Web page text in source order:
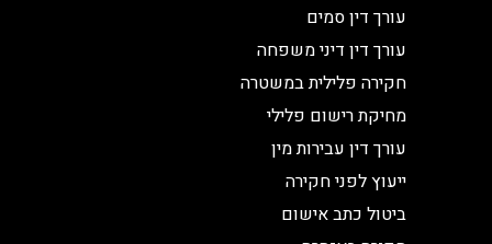
עורך דין סמים
עורך דין דיני משפחה
חקירה פלילית במשטרה
מחיקת רישום פלילי
עורך דין עבירות מין
ייעוץ לפני חקירה
ביטול כתב אישום